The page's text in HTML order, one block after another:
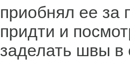
приобнял ее за
придти и
заделать швы